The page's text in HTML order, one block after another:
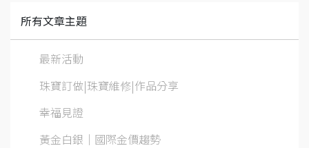
所有文章主題
最新活動
珠寶訂做|珠寶維修|作品分享
幸福見證
黃金白銀│國際金價趨勢